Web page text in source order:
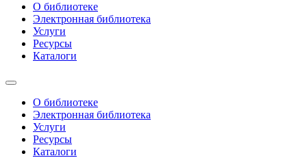
О библиотеке
Электронная библиотека
Услуги
Ресурсы
Каталоги
О библиотеке
Электронная библиотека
Услуги
Ресурсы
Каталоги